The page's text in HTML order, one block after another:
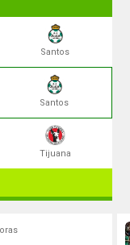
Santos
Santos
Tijuana